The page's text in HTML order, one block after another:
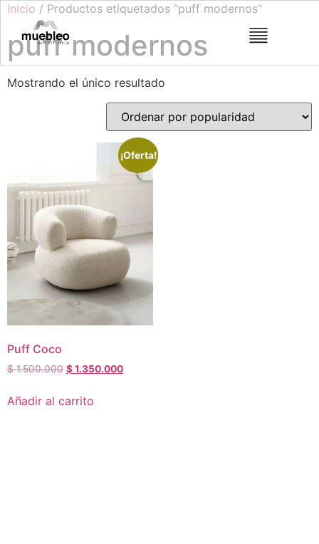
Inicio / Productos etiquetados “puff modernos”
puff modernos
Mostrando el único resultado
¡Oferta!
Puff Coco
$1.500.000 $1.350.000
Añadir al carrito